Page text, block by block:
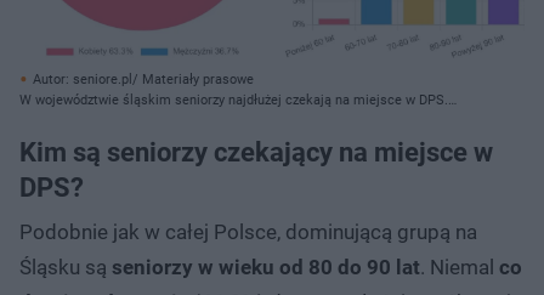
Autor: seniore.pl/ Materiały prasowe
W województwie śląskim seniorzy najdłużej czekają na miejsce w DPS.
Kim są seniorzy czekający na miejsce w
DPS?
Podobnie jak w całej Polsce, dominującą grupą na
Śląsku są seniorzy w wieku od 80 do 90 lat. Niemal co